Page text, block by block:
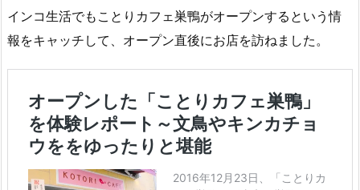
インコ生活でもことりカフェ巣鴨がオープンするという情
報をキャッチして、オープン直後にお店を訪ねました。